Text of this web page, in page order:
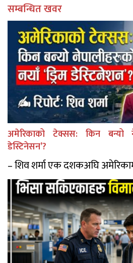
सम्बन्धित खवर
अमेरिकाको टेक्सस: किन बन्यो
डेस्टिनेसन’?
– शिव शर्मा एक दशकअघि